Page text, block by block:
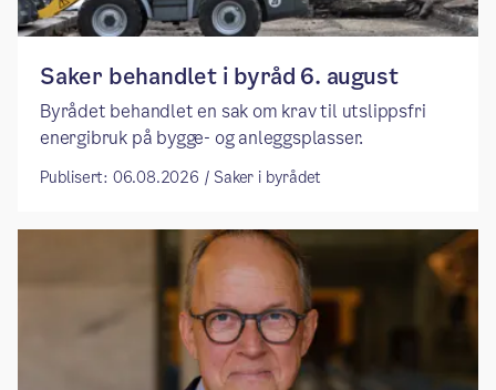
Saker behandlet i byråd 6. august
Byrådet behandlet en sak om krav til utslippsfri
energibruk på bygge- og anleggsplasser.
Publisert: 06.08.2026 / Saker i byrådet